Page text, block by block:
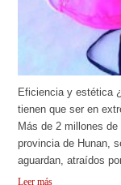
Eficiencia y estética
tienen que ser en
Más de 2 millones
provincia de Hunan,
aguardan, atraídos
Leer más